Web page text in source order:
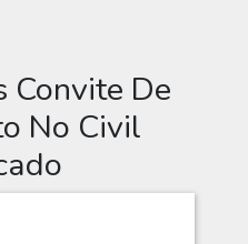
Convite De
No Civil